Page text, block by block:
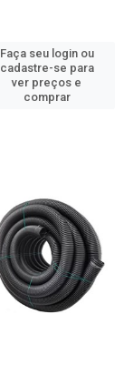
Faça seu login ou
cadastre-se para
ver preços e
comprar